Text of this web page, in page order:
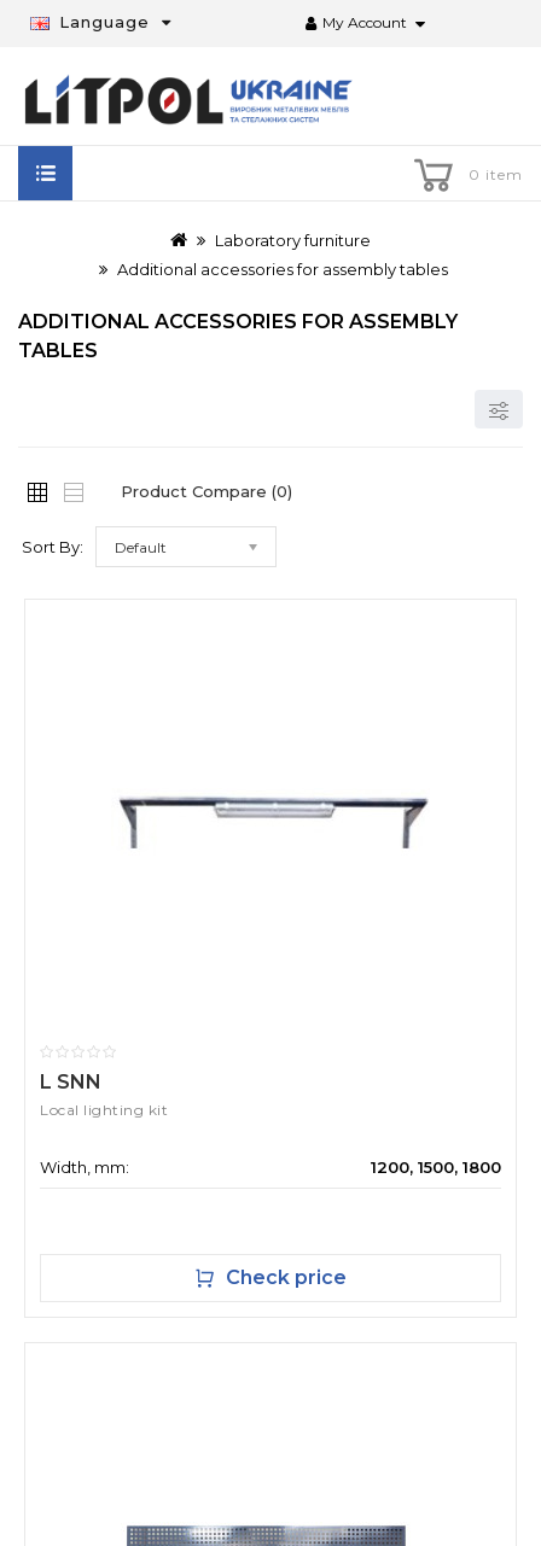
Language My Account
0 item
Laboratory furniture
Additional accessories for assembly tables
ADDITIONAL ACCESSORIES FOR ASSEMBLY
TABLES
Product Compare (0)
Sort By: Default
L SNN
Local lighting kit
Width, mm: 1200, 1500, 1800
Check price